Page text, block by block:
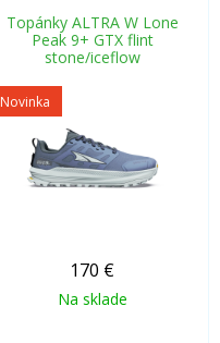
Topánky ALTRA W Lone
Peak 9+ GTX flint
stone/iceflow
Novinka
170 €
Na sklade